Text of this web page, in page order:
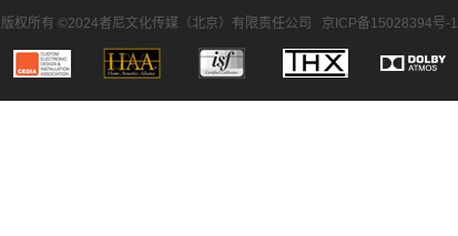
版权所有 ©2024者尼文化传媒（北京）有限责任公司 京ICP备15028394号-1